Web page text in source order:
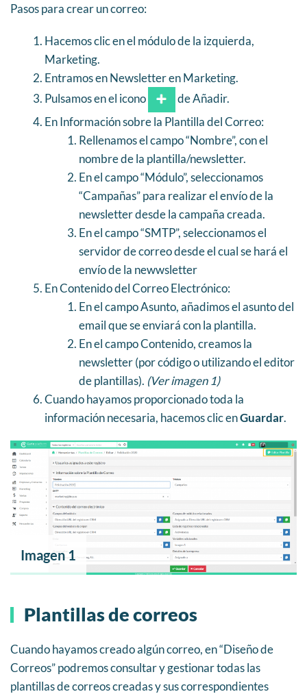
Pasos para crear un correo:
Hacemos clic en el módulo de la izquierda,
Marketing.
Entramos en Newsletter en Marketing.
Pulsamos en el icono
de Añadir.
En Información sobre la Plantilla del Correo:
Rellenamos el campo “Nombre”, con el
nombre de la plantilla/newsletter.
En el campo “Módulo”, seleccionamos
“Campañas” para realizar el envío de la
newsletter desde la campaña creada.
En el campo “SMTP”, seleccionamos el
servidor de correo desde el cual se hará el
envío de la newwsletter
En Contenido del Correo Electrónico:
En el campo Asunto, añadimos el asunto del
email que se enviará con la plantilla.
En el campo Contenido, creamos la
newsletter (por código o utilizando el editor
de plantillas). (Ver imagen 1)
Cuando hayamos proporcionado toda la
información necesaria, hacemos clic enGuardar.
Imagen 1
Plantillas de correos
Cuando hayamos creado algún correo, en “Diseño de
Correos” podremos consultar y gestionar todas las
plantillas de correos creadas y sus correspondientes